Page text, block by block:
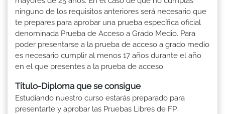
ninguno de los requisitos anteriores será necesario que
te prepares para aprobar una prueba específica oficial
denominada Prueba de Acceso a Grado Medio. Para
poder presentarse a la prueba de acceso a grado medio
es necesario cumplir al menos 17 años durante el año
en el que presentes a la prueba de acceso.
Título-Diploma que se consigue
Estudiando nuestro curso estarás preparado para
presentarte y aprobar las Pruebas Libres de FP.